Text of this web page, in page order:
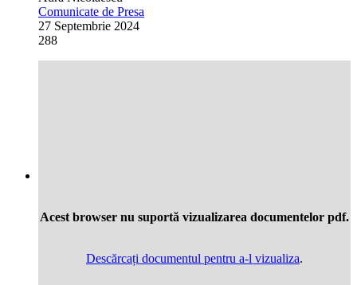
Comunicate de Presa
27 Septembrie 2024
288
Acest browser nu suportă vizualizarea documentelor pdf.
Descărcați documentul pentru a-l vizualiza.